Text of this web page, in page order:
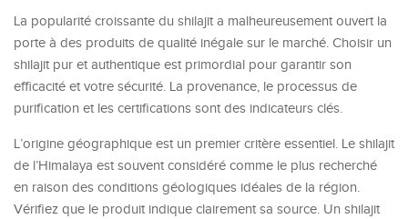
La popularité croissante du shilajit a malheureusement ouvert la
porte à des produits de qualité inégale sur le marché. Choisir un
shilajit pur et authentique est primordial pour garantir son
efficacité et votre sécurité. La provenance, le processus de
purification et les certifications sont des indicateurs clés.
L’origine géographique est un premier critère essentiel. Le shilajit
de l’Himalaya est souvent considéré comme le plus recherché
en raison des conditions géologiques idéales de la région.
Vérifiez que le produit indique clairement sa source. Un shilajit